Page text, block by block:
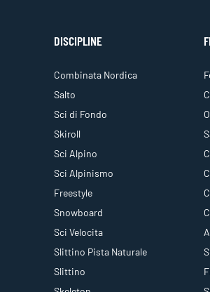
DISCIPLINE
Combinata Nordica
Salto
Sci di Fondo
Skiroll
Sci Alpino
Sci Alpinismo
Freestyle
Snowboard
Sci Velocita
Slittino Pista Naturale
Slittino